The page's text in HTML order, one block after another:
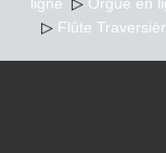
jours) Les
ligne ▷ Orgue en
▷ Flûte